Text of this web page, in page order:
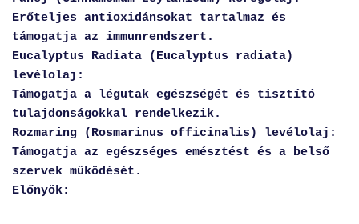
Erőteljes antioxidánsokat tartalmaz és
támogatja az immunrendszert.
Eucalyptus Radiata (Eucalyptus radiata)
levélolaj:
Támogatja a légutak egészségét és tisztító
tulajdonságokkal rendelkezik.
Rozmaring (Rosmarinus officinalis) levélolaj:
Támogatja az egészséges emésztést és a belső
szervek működését.
Előnyök: